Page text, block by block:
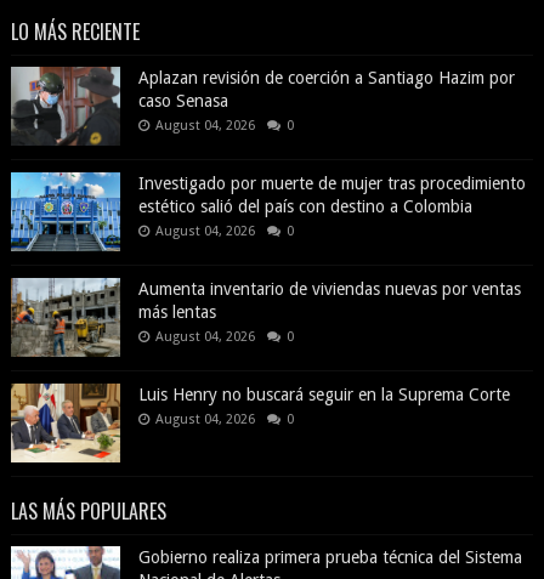
LO MÁS RECIENTE
Aplazan revisión de coerción a Santiago Hazim por
caso Senasa
August 04, 2026 0
Investigado por muerte de mujer tras procedimiento
estético salió del país con destino a Colombia
August 04, 2026 0
Aumenta inventario de viviendas nuevas por ventas
más lentas
August 04, 2026 0
Luis Henry no buscará seguir en la Suprema Corte
August 04, 2026 0
LAS MÁS POPULARES
Gobierno realiza primera prueba técnica del Sistema